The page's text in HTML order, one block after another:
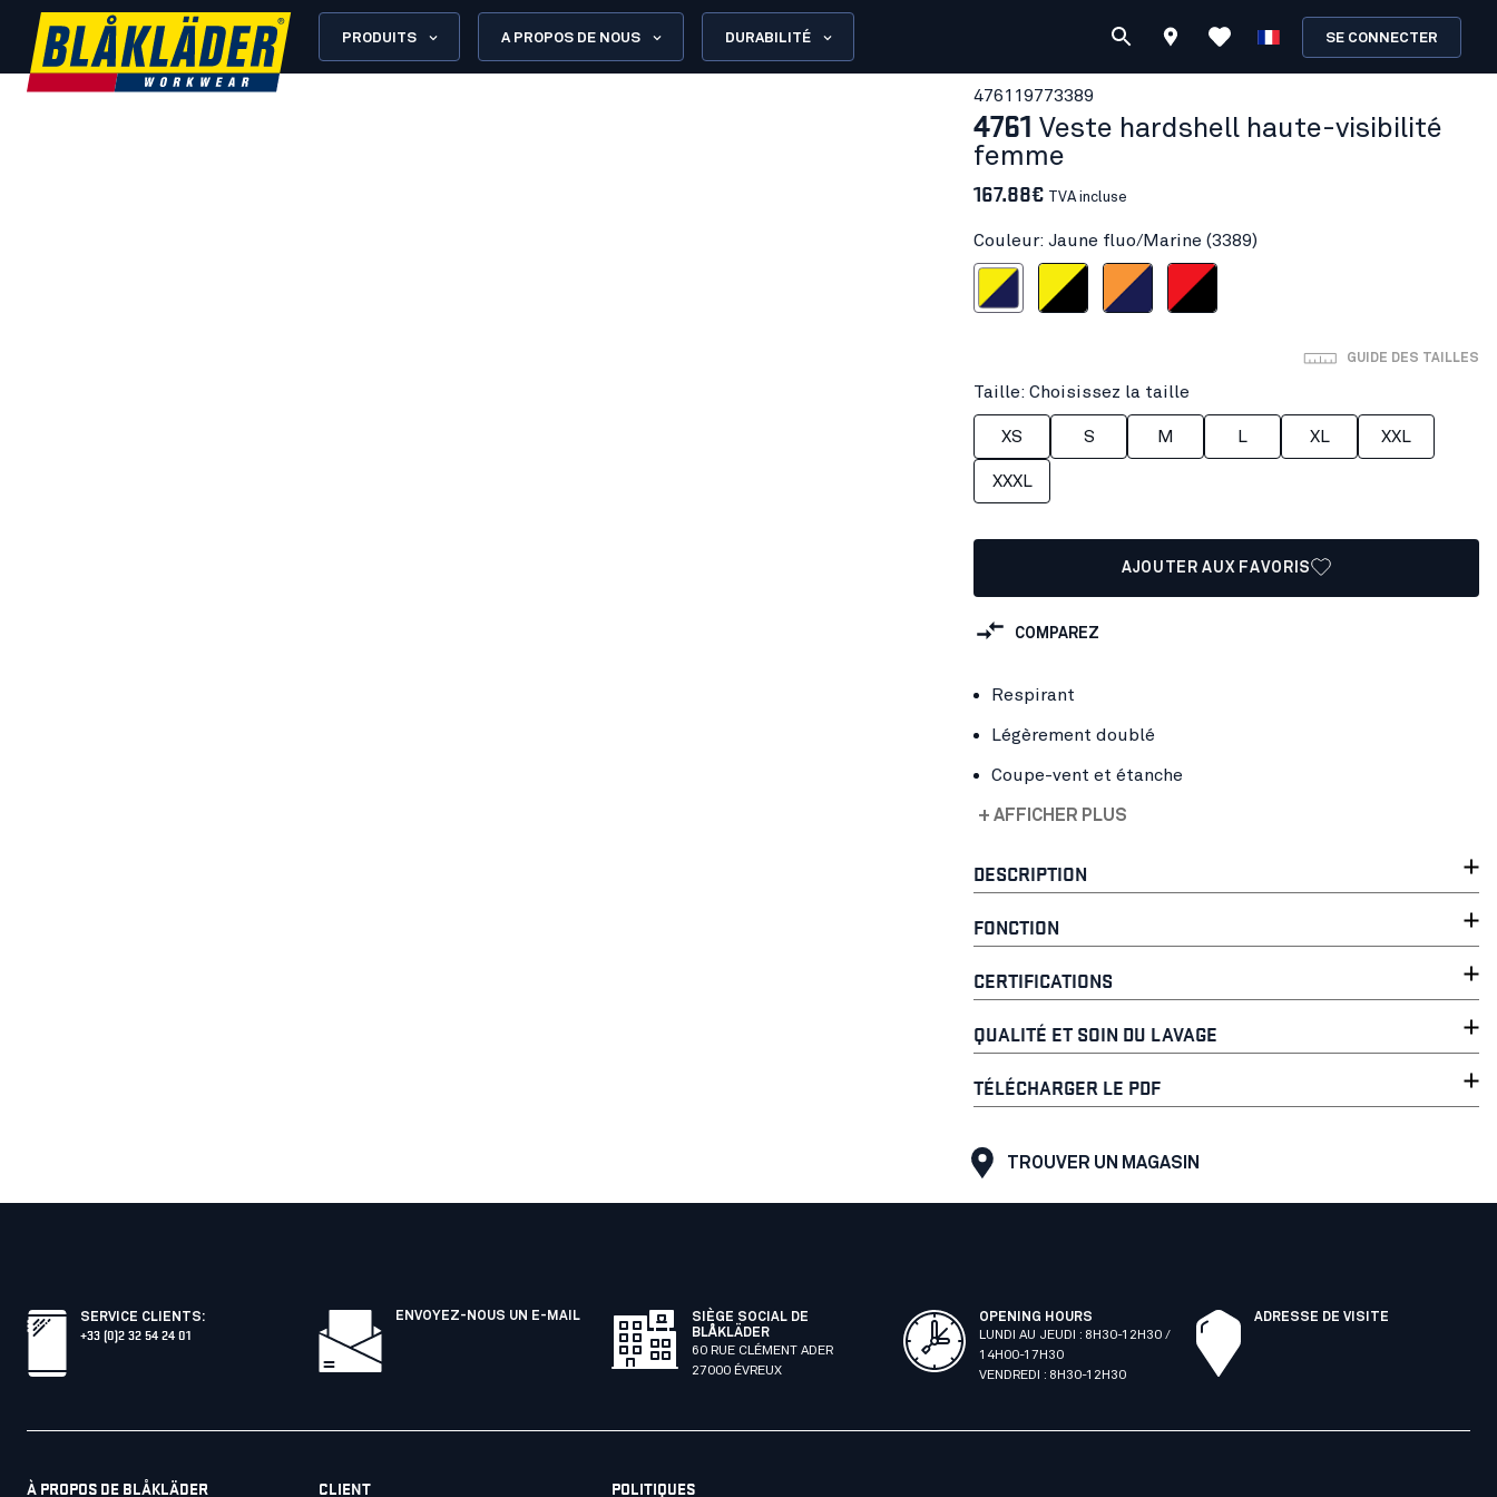
PRODUITS A PROPOS DE NOUS DURABILITÉ SE CONNECTER
476119773389
4761 Veste hardshell haute-visibilité
femme
167.88€ TVA incluse
Couleur: Jaune fluo/Marine (3389)
Jaune fluo/MarineJaune fluo/Noir
Orange fluo/Marine
Rouge fluo/Noir
GUIDE DES TAILLES
Taille: Choisissez la taille
XS S M L XL XXL
XXXL
AJOUTER AUX FAVORIS
COMPAREZ
Respirant
Légèrement doublé
Coupe-vent et étanche
+ AFFICHER PLUS
DESCRIPTION
FONCTION
CERTIFICATIONS
QUALITÉ ET SOIN DU LAVAGE
TÉLÉCHARGER LE PDF
TROUVER UN MAGASIN
SERVICE CLIENTS:
+33 (0)2 32 54 24 01
ENVOYEZ-NOUS UN E-MAIL
SIÈGE SOCIAL DE
BLÅKLÄDER
60 RUE CLÉMENT ADER
27000 ÉVREUX
OPENING HOURS
LUNDI AU JEUDI : 8H30-12H30 /
14H00-17H30
VENDREDI : 8H30-12H30
ADRESSE DE VISITE
À PROPOS DE BLÅKLÄDER CLIENT POLITIQUES